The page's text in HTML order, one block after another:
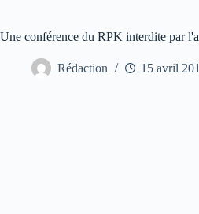
Une conférence du RPK interdite par
Rédaction 15 avril